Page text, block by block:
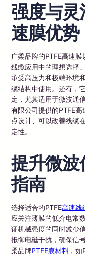
强度与灵
速膜优势
广柔品牌的PTFE高速
线缆应用中的理想选择
承受高压力和极端环境
缆结构中使用。还有，
定，尤其适用于微波通
有限公司提供的PTFE
点设计、可以改善线缆
定性。
提升微波
指南
选择适合的PTFE高速线
应关注薄膜的低介电常
证机械强度的同时减少
抵御电磁干扰，确保信
柔品牌PTFE膜材料 ，